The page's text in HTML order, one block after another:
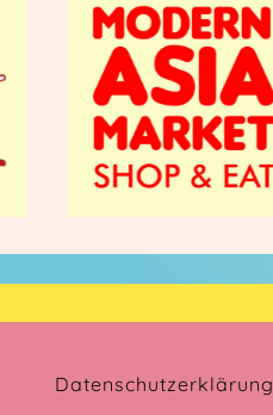
Datenschutzerklärung